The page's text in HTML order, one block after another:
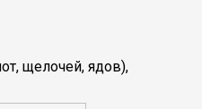
щелочей, ядов),